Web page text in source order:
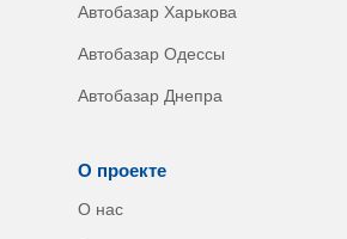
Автобазар Харькова
Автобазар Одессы
Автобазар Днепра
О проекте
О нас